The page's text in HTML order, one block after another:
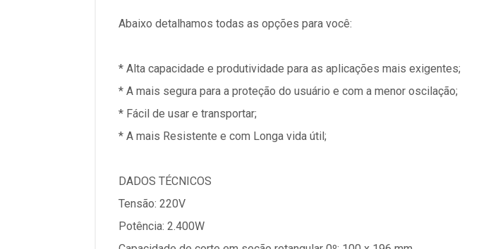
Abaixo detalhamos todas as opções para você:
* Alta capacidade e produtividade para as aplicações mais exigentes;
* A mais segura para a proteção do usuário e com a menor oscilação;
* Fácil de usar e transportar;
* A mais Resistente e com Longa vida útil;
DADOS TÉCNICOS
Tensão: 220V
Potência: 2.400W